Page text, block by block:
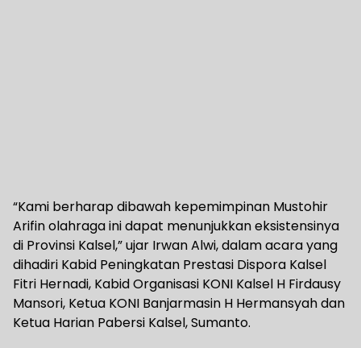
“Kami berharap dibawah kepemimpinan Mustohir
Arifin olahraga ini dapat menunjukkan eksistensinya
di Provinsi Kalsel,” ujar Irwan Alwi, dalam acara yang
dihadiri Kabid Peningkatan Prestasi Dispora Kalsel
Fitri Hernadi, Kabid Organisasi KONI Kalsel H Firdausy
Mansori, Ketua KONI Banjarmasin H Hermansyah dan
Ketua Harian Pabersi Kalsel, Sumanto.